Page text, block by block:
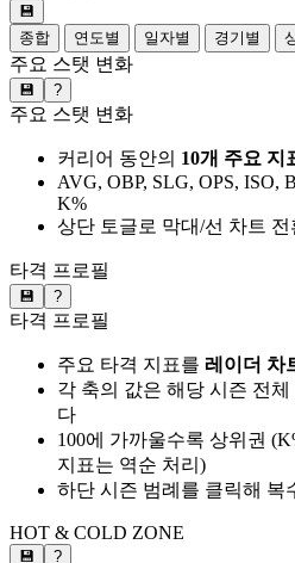
💾
종합
연도별 일자별 경기별
주요 스탯 변화
💾 ?
주요 스탯 변화
커리어 동안의 10개 주요 지
AVG, OBP, SLG, OPS, ISO,
K%
상단 토글로 막대/선 차트 전
타격 프로필
💾 ?
타격 프로필
주요 타격 지표를 레이더 차
각 축의 값은 해당 시즌 전체
다
100에 가까울수록 상위권
지표는 역순 처리)
하단 시즌 범례를 클릭해 복
HOT & COLD ZONE
💾 ?